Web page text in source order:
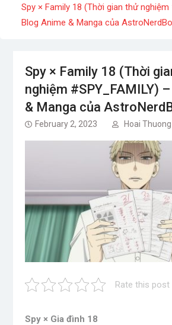
TP – Full lyrics bản chuẩn
Spy × Family 18 (Thời gian thử nghiệm
Blog Anime & Manga của
Spy × Family 18 (Thời
nghiệm #SPY_FAMILY)
& Manga của
February 2, 2023 Hoai Thuong
Rate this post
Spy × Gia đình 18